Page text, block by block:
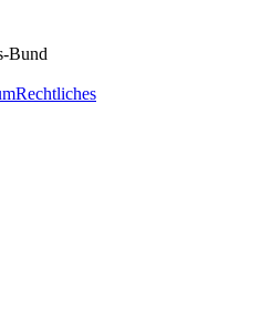
Bund
Rechtliches